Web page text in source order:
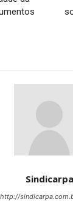
Sindicarpa
http://